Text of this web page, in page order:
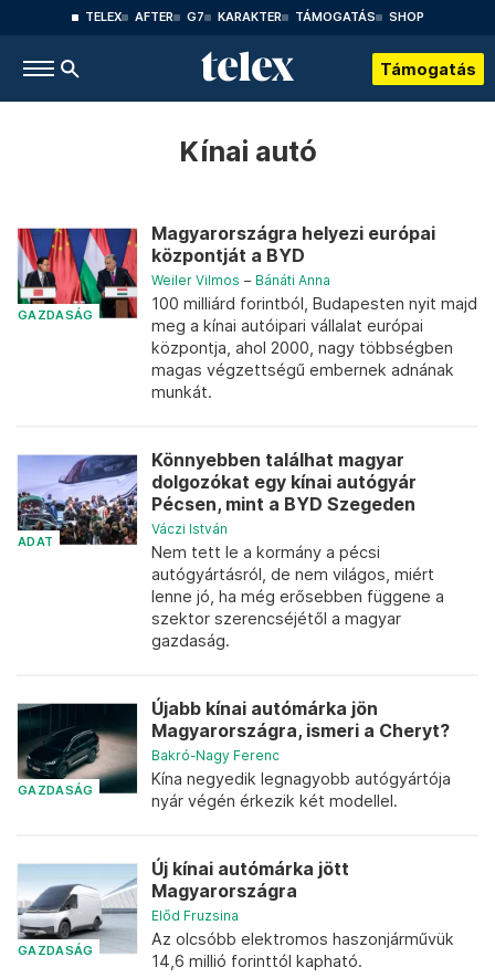
TELEX AFTER G7 KARAKTER TÁMOGATÁS SHOP
Támogatás
Kínai autó
GAZDASÁG
Magyarországra helyezi európai
központját a BYD
Weiler Vilmos – Bánáti Anna
100 milliárd forintból, Budapesten nyit majd
meg a kínai autóipari vállalat európai
központja, ahol 2000, nagy többségben
magas végzettségű embernek adnának
munkát.
ADAT
Könnyebben találhat magyar
dolgozókat egy kínai autógyár
Pécsen, mint a BYD Szegeden
Váczi István
Nem tett le a kormány a pécsi
autógyártásról, de nem világos, miért
lenne jó, ha még erősebben függene a
szektor szerencséjétől a magyar
gazdaság.
GAZDASÁG
Újabb kínai autómárka jön
Magyarországra, ismeri a Cheryt?
Bakró-Nagy Ferenc
Kína negyedik legnagyobb autógyártója
nyár végén érkezik két modellel.
GAZDASÁG
Új kínai autómárka jött
Magyarországra
Előd Fruzsina
Az olcsóbb elektromos haszonjárművük
14,6 millió forinttól kapható.